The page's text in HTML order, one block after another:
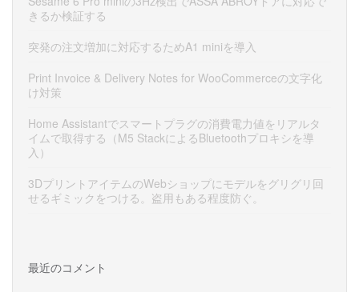
きるか検証する
突発の注文増加に対応するためA1 miniを導入
Print Invoice & Delivery Notes for WooCommerceの文字化
け対策
Home Assistantでスマートプラグの消費電力値をリアルタ
イムで取得する（M5 StackによるBluetoothプロキシを導
入）
3DプリントアイテムのWebショップにモデルをグリグリ回
せるギミックをつける。盗用もある程度防ぐ。
最近のコメント